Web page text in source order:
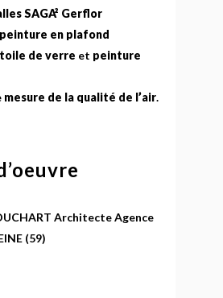
SAGA² Gerflor
peinture en plafond
toile de verre et peinture
mesure de la qualité de l’air.
Architecte Agence
(59)